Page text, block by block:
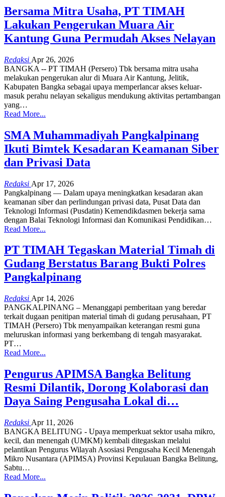
Bersama Mitra Usaha, PT TIMAH
Lakukan Pengerukan Muara Air
Kantung Guna Permudah Akses Nelayan
Redaksi Apr 26, 2026
BANGKA -- PT TIMAH (Persero) Tbk bersama mitra usaha
melakukan pengerukan alur di Muara Air Kantung, Jelitik,
Kabupaten Bangka sebagai upaya memperlancar akses keluar-
masuk perahu nelayan sekaligus mendukung aktivitas pertambangan
yang…
Read More...
SMA Muhammadiyah Pangkalpinang
Ikuti Bimtek Kesadaran Keamanan Siber
dan Privasi Data
Redaksi Apr 17, 2026
Pangkalpinang — Dalam upaya meningkatkan kesadaran akan
keamanan siber dan perlindungan privasi data, Pusat Data dan
Teknologi Informasi (Pusdatin) Kemendikdasmen bekerja sama
dengan Balai Teknologi Informasi dan Komunikasi Pendidikan…
Read More...
PT TIMAH Tegaskan Material Timah di
Gudang Berstatus Barang Bukti Polres
Pangkalpinang
Redaksi Apr 14, 2026
PANGKALPINANG – Menanggapi pemberitaan yang beredar
terkait dugaan penitipan material timah di gudang perusahaan, PT
TIMAH (Persero) Tbk menyampaikan keterangan resmi guna
meluruskan informasi yang berkembang di tengah masyarakat.
PT…
Read More...
Pengurus APIMSA Bangka Belitung
Resmi Dilantik, Dorong Kolaborasi dan
Daya Saing Pengusaha Lokal di…
Redaksi Apr 11, 2026
BANGKA BELITUNG - Upaya memperkuat sektor usaha mikro,
kecil, dan menengah (UMKM) kembali ditegaskan melalui
pelantikan Pengurus Wilayah Asosiasi Pengusaha Kecil Menengah
Mikro Nusantara (APIMSA) Provinsi Kepulauan Bangka Belitung,
Sabtu…
Read More...